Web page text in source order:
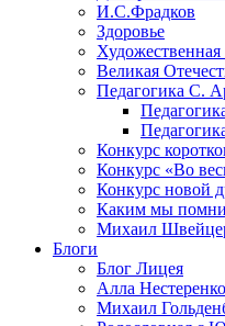
И.С.Фрадков
Здоровье
Великая
Педагогика С.
Конкурс
Конкурс «Во
Конкурс новой
Каким мы
Михаил
Блоги
Блог Лицея
Алла Нестеренко
Михаил